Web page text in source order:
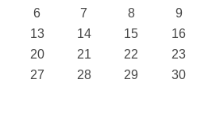
6 7 8
9
13 14 15
16
20 21 22
23
27 28 29
30